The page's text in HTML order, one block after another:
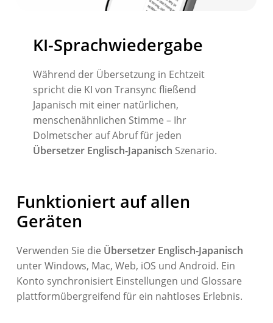
KI-Sprachwiedergabe
Während der Übersetzung in Echtzeit
spricht die KI von Transync fließend
Japanisch mit einer natürlichen,
menschenähnlichen Stimme – Ihr
Dolmetscher auf Abruf für jeden
Übersetzer Englisch-Japanisch Szenario.
Funktioniert auf allen
Geräten
Verwenden Sie die Übersetzer Englisch-Japanisch
unter Windows, Mac, Web, iOS und Android. Ein
Konto synchronisiert Einstellungen und Glossare
plattformübergreifend für ein nahtloses Erlebnis.